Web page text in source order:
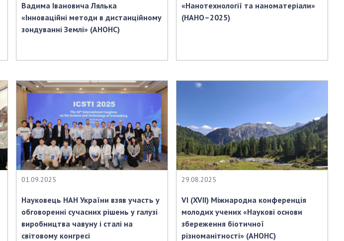
Вадима Івановича Лялька
«Інноваційні методи в дистанційному
зондуванні Землі» (АНОНС)
«Нанотехнології та наноматеріали»
(НАНО–2025)
01.09.2025
Науковець НАН України взяв участь у
обговоренні сучасних рішень у галузі
виробництва чавуну і сталі на
світовому конгресі
29.08.2025
VI (XVIІ) Міжнародна конференція
молодих учених «Наукові основи
збереження біотичної
різноманітності» (АНОНС)